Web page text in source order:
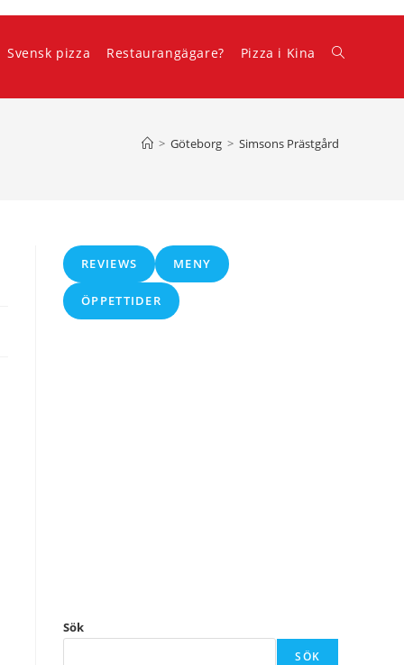
Svensk pizza Restaurangägare? Pizza i Kina Slå
> Göteborg > Simsons Prästgård
REVIEWS MENY
ÖPPETTIDER
Sök
SÖK